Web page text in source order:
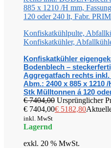
Konfiskatkühlpulte,
Konfiskatkühler,
Konfiskatkühler
Bodenblech –
Aggregatfach rechts
Abm.: 2400 x 885 x 1210
Stk Mülltonnen á 120
€7404,00 Ursprünglicher
€ 7404,00€ 5182,80
inkl. MwSt
Lagernd
exkl. 20 % MwSt.